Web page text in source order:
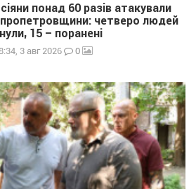
понад 60 разів атакували
четверо людей
15 – поранені
3 авг 2026 0